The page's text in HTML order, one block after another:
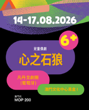
特朗普貼AI「空氣過濾
再以野火煙霧威脅加關稅
28/07/2026